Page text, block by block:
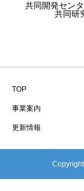
共同開発セン
共同研
TOP
事業案内
更新情報